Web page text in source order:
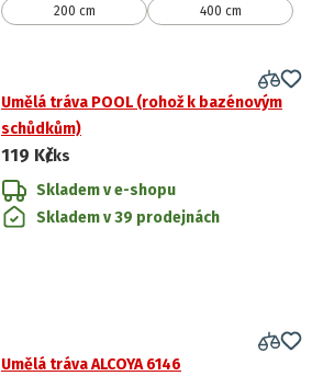
200 cm 400 cm
Umělá tráva POOL (rohož k bazénovým
schůdkům)
119 Kč/ks
Skladem v e-shopu
Skladem v 39 prodejnách
Umělá tráva ALCOYA 6146